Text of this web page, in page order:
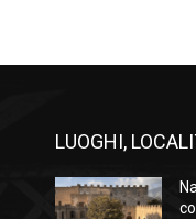
LUOGHI,